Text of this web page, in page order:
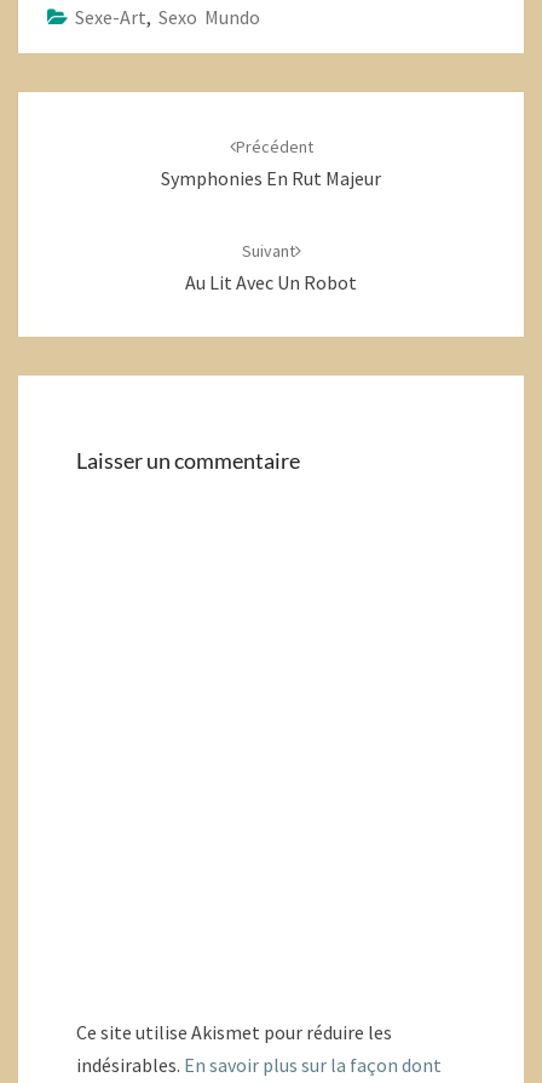
Sexe-Art, Sexo Mundo
Précédent
Symphonies En Rut Majeur
Suivant
Au Lit Avec Un Robot
Laisser un commentaire
Ce site utilise Akismet pour réduire les
indésirables. En savoir plus sur la façon dont